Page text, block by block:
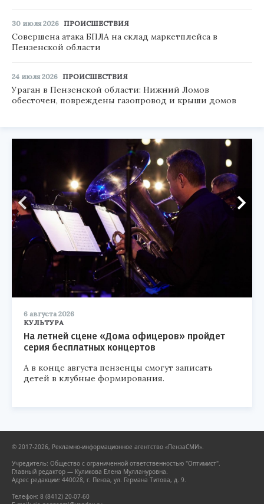
30 июля 2026 ПРОИСШЕСТВИЯ
Совершена атака БПЛА на склад маркетплейса в
Пензенской области
24 июля 2026 ПРОИСШЕСТВИЯ
Ураган в Пензенской области: Нижний Ломов
обесточен, повреждены газопровод и крыши домов
6 августа 2026
КУЛЬТУРА
На летней сцене «Дома офицеров» пройдет
серия бесплатных концертов
А в конце августа пензенцы смогут записать
детей в клубные формирования.
© 2017-2026, Рекламно-информационное агентство «ПензаСМИ».
Учредитель: Общество с ограниченной ответственностью "Оптимист".
Главный редактор — Куликова Елена Муллануровна.
Адрес редакции: 440028, г. Пенза, ул. Германа Титова, д. 9.
Телефон: 8 (8412) 20-07-60